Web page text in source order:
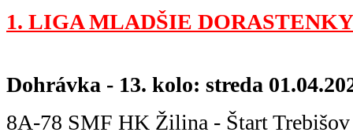
1. LIGA MLADŠIE
Dohrávka - 13. kolo: streda
8A-78 SMF HK Žilina - Štart